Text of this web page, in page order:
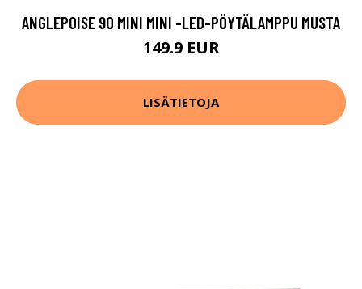
ANGLEPOISE 90 MINI MINI -LED-PÖYTÄLAMPPU MUSTA
149.9 EUR
LISÄTIETOJA